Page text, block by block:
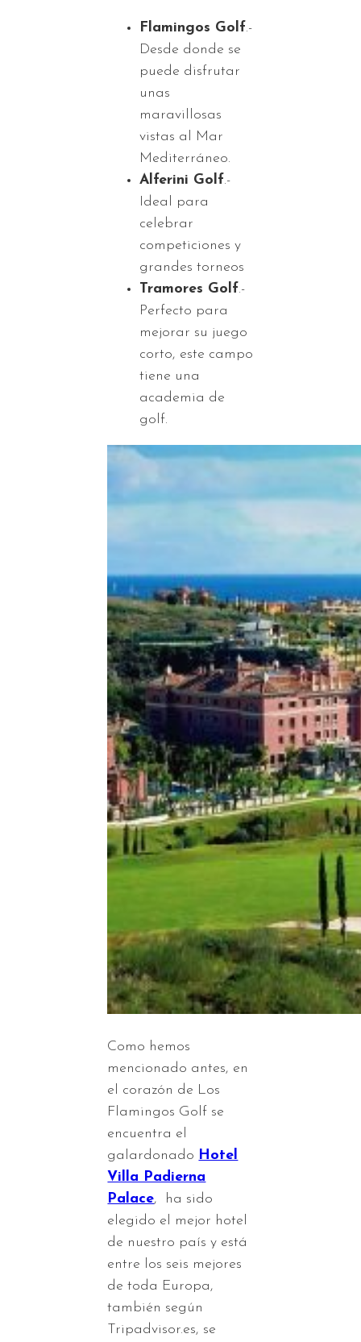
Flamingos Golf.-
Desde donde se
puede disfrutar
unas
maravillosas
vistas al Mar
Mediterráneo.
Alferini Golf.-
Ideal para
celebrar
competiciones y
grandes torneos
Tramores Golf.-
Perfecto para
mejorar su juego
corto, este campo
tiene una
academia de
golf.
Como hemos
mencionado antes, en
el corazón de Los
Flamingos Golf se
encuentra el
galardonado Hotel
Villa Padierna
Palace, ha sido
elegido el mejor hotel
de nuestro país y está
entre los seis mejores
de toda Europa,
también según
Tripadvisor.es, se